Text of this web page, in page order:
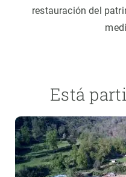
restauración del
Está